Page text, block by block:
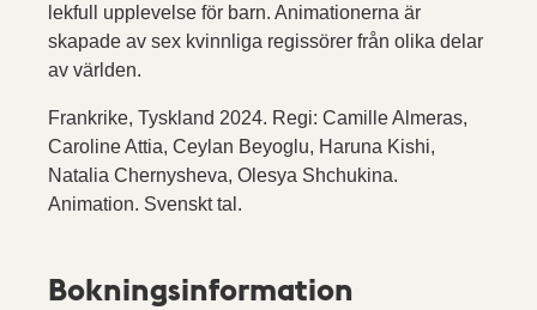
lekfull upplevelse för barn. Animationerna är
skapade av sex kvinnliga regissörer från olika delar
av världen.
Frankrike, Tyskland 2024. Regi: Camille Almeras,
Caroline Attia, Ceylan Beyoglu, Haruna Kishi,
Natalia Chernysheva, Olesya Shchukina.
Animation. Svenskt tal.
Bokningsinformation